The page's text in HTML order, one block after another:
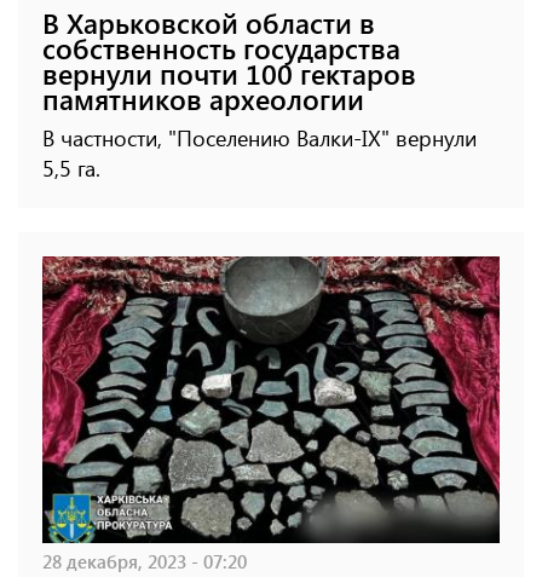
В Харьковской области в
собственность государства
вернули почти 100 гектаров
памятников археологии
В частности, "Поселению Валки-IX" вернули
5,5 га.
28 декабря, 2023 - 07:20